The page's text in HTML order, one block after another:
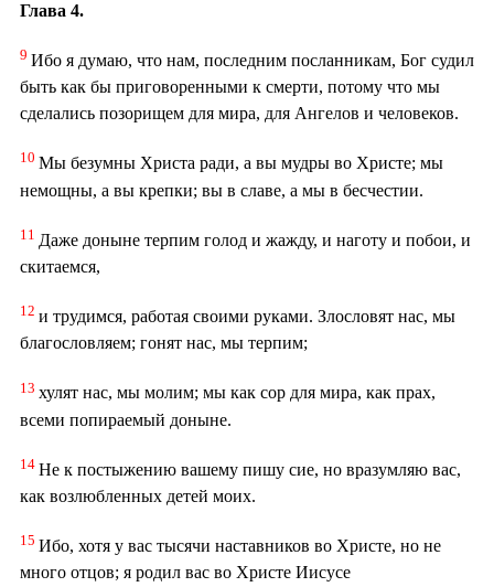
Глава 4.
9 Ибо я думаю, что нам, последним посланникам, Бог судил
быть как бы приговоренными к смерти, потому что мы
сделались позорищем для мира, для Ангелов и человеков.
10 Мы безумны Христа ради, а вы мудры во Христе; мы
немощны, а вы крепки; вы в славе, а мы в бесчестии.
11 Даже доныне терпим голод и жажду, и наготу и побои, и
скитаемся,
12 и трудимся, работая своими руками. Злословят нас, мы
благословляем; гонят нас, мы терпим;
13 хулят нас, мы молим; мы как сор для мира, как прах,
всеми попираемый доныне.
14 Не к постыжению вашему пишу сие, но вразумляю вас,
как возлюбленных детей моих.
15 Ибо, хотя у вас тысячи наставников во Христе, но не
много отцов; я родил вас во Христе Иисусе